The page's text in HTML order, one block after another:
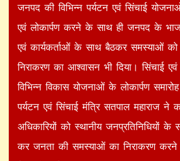
जनपद की विभिन्न पर्यटन एवं सिंचाई
एवं लोकार्पण करने के साथ ही जनपद के
एवं कार्यकर्ताओं के साथ बैठकर समस्याओं
निराकरण का आश्वासन भी दिया। सिंचाई एवं
विभिन्न विकास योजनाओं के लोकार्पण
पर्यटन एवं सिंचाई मंत्रि सतपाल महाराज ने
अधिकारियों को स्थानीय जनप्रतिनिधियों के
कर जनता की समस्याओं का निराकरण करने